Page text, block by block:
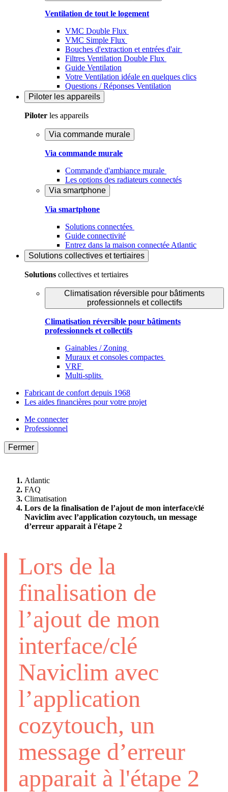
Ventilation de tout le logement
VMC Double Flux
VMC Simple Flux
Bouches d'extraction et entrées d'air
Filtres Ventilation Double Flux
Guide Ventilation
Votre Ventilation idéale en quelques clics
Questions / Réponses Ventilation
Piloter les appareils
Piloter les appareils
Via commande murale
Via commande murale
Commande d'ambiance murale
Les options des radiateurs connectés
Via smartphone
Via smartphone
Solutions connectées
Guide connectivité
Entrez dans la maison connectée Atlantic
Solutions collectives et tertiaires
Solutions collectives et tertiaires
Climatisation réversible pour bâtiments
professionnels et collectifs
Climatisation réversible pour bâtiments
professionnels et collectifs
Gainables / Zoning
Muraux et consoles compactes
VRF
Multi-splits
Fabricant de confort depuis 1968
Les aides financières pour votre projet
Me connecter
Professionnel
Fermer
Atlantic
FAQ
Climatisation
Lors de la finalisation de l’ajout de mon interface/clé
Naviclim avec l’application cozytouch, un message
d’erreur apparait à l'étape 2
Lors de la
finalisation de
l’ajout de mon
interface/clé
Naviclim avec
l’application
cozytouch, un
message d’erreur
apparait à l'étape 2